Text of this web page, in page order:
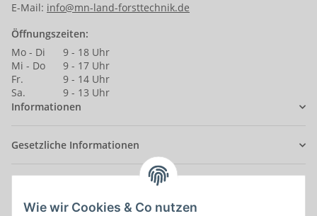
Wie wir Cookies & Co nutzen
E-Mail: info@mn-land-forsttechnik.de
Öffnungszeiten:
Mo - Di
9 - 18 Uhr
Mi - Do
9 - 17 Uhr
Fr.
9 - 14 Uhr
Sa.
9 - 13 Uhr
Informationen
Gesetzliche Informationen
Alle mit*markierten Felder sind Pflichtfelder.